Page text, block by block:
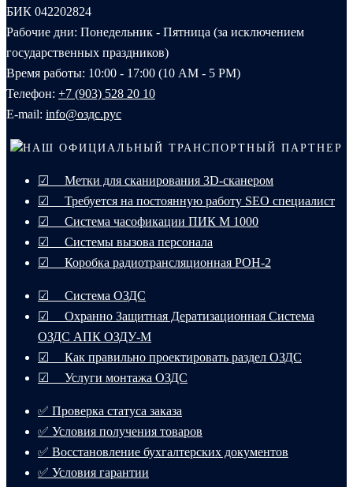
БИК 042202824
Рабочие дни: Понедельник - Пятница (за исключением
государственных праздников)
Время работы: 10:00 - 17:00 (10 AM - 5 PM)
Телефон: +7 (903) 528 20 10‬
E-mail: info@оздс.рус
НАШ ОФИЦИАЛЬНЫЙ ТРАНСПОРТНЫЙ ПАРТНЕР
☑ Метки для сканирования 3D-сканером
☑ Требуется на постоянную работу SEO специалист
☑ Система часофикации ПИК М 1000
☑ Системы вызова персонала
☑ Коробка радиотрансляционная РОН-2
☑ Система ОЗДС
☑ Охранно Защитная Дератизационная Система
ОЗДС АПК ОЗДУ-М
☑ Как правильно проектировать раздел ОЗДС
☑ Услуги монтажа ОЗДС
✅ Проверка статуса заказа
✅ Условия получения товаров
✅ Восстановление бухгалтерских документов
✅ Условия гарантии